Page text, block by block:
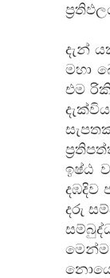
දැන්
මහා
එම
ඉෂ්ඨ
දඹදිව
දරු